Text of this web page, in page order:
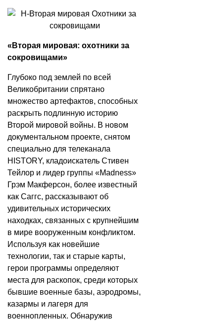
«Вторая мировая: охотники за
сокровищами»
Глубоко под землей по всей
Великобритании спрятано
множество артефактов, способных
раскрыть подлинную историю
Второй мировой войны. В новом
документальном проекте, снятом
специально для телеканала
HISTORY, кладоискатель Стивен
Тейлор и лидер группы «Madness»
Грэм Макферсон, более известный
как Саггс, рассказывают об
удивительных исторических
находках, связанных с крупнейшим
в мире вооруженным конфликтом.
Используя как новейшие
технологии, так и старые карты,
герои программы определяют
места для раскопок, среди которых
бывшие военные базы, аэродромы,
казармы и лагеря для
военнопленных. Обнаружив